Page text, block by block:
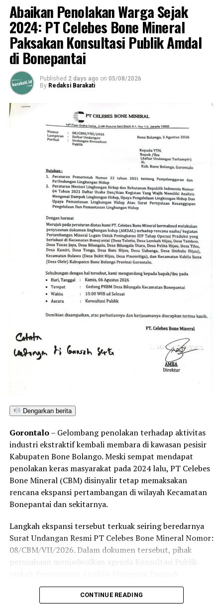
Abaikan Penolakan Warga Sejak
2024: PT Celebes Bone Mineral
Paksakan Konsultasi Publik Amdal
di Bonepantai
Published 2 days ago on 05/08/2026
By Redaksi Barakati
Dengarkan berita
Gorontalo– Gelombang penolakan terhadap aktivitas
industri ekstraktif kembali membara di kawasan pesisir
Kabupaten Bone Bolango. Meski sempat mendapat
penolakan keras masyarakat pada 2024 lalu, PT Celebes
Bone Mineral (CBM) disinyalir tetap memaksakan
rencana ekspansi pertambangan di wilayah Kecamatan
Bonepantai dan sekitarnya.
Langkah ekspansi tersebut terkuak seiring beredarnya
Surat Undangan Resmi PT Celebes Bone Mineral Nomor:
08/CBM/VII/2026. Dalam dokumen tersebut, pihak
perusahaan menjadwalkan agenda Konsultasi Publik
Lingkungan (Amdal) pada Kamis (6/8/2026) di
Kecamatan Bonepantai. Forum ini digelar sebagai
CONTINUE READING